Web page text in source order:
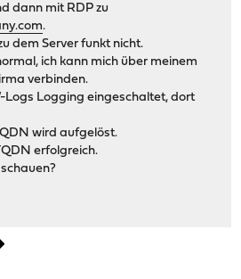
dann mit RDP zu
.
dem Server funkt nicht.
ich kann mich über meinem
verbinden.
Logs Logging eingeschaltet, dort
wird aufgelöst.
erfolgreich.